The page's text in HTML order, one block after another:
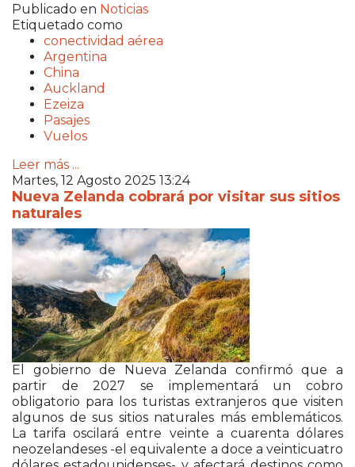
Publicado en Noticias
Etiquetado como
conectividad aérea
Argentina
China
Auckland
Ezeiza
Pasajes
Vuelos
Leer más ...
Martes, 12 Agosto 2025 13:24
Nueva Zelanda cobrará por visitar sus sitios
naturales
El gobierno de Nueva Zelanda confirmó que a
partir de 2027 se implementará un cobro
obligatorio para los turistas extranjeros que visiten
algunos de sus sitios naturales más emblemáticos.
La tarifa oscilará entre veinte a cuarenta dólares
neozelandeses -el equivalente a doce a veinticuatro